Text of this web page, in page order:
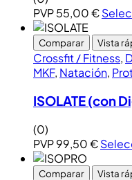
PVP55,00€
Comparar Vista
Crossfit / Fitness,
MKF, Natación,
ISOLATE (con
(0)
PVP99,50€
Comparar Vista